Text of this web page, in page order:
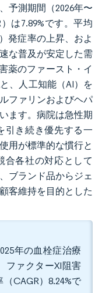
予測期間（2026年〜
は7.89%です。平均
発症率の上昇、およ
な普及が安定した需
薬のファースト・イ
、人工知能（AI）を
ファリンおよびヘパ
ます。病院は急性期
引き続き優先する一
用が標準的な慣行と
合各社の対応として
ブランド品からジェ
客維持を目的とした
年の血栓症治療
ファクターXI阻害
CAGR）8.24%で